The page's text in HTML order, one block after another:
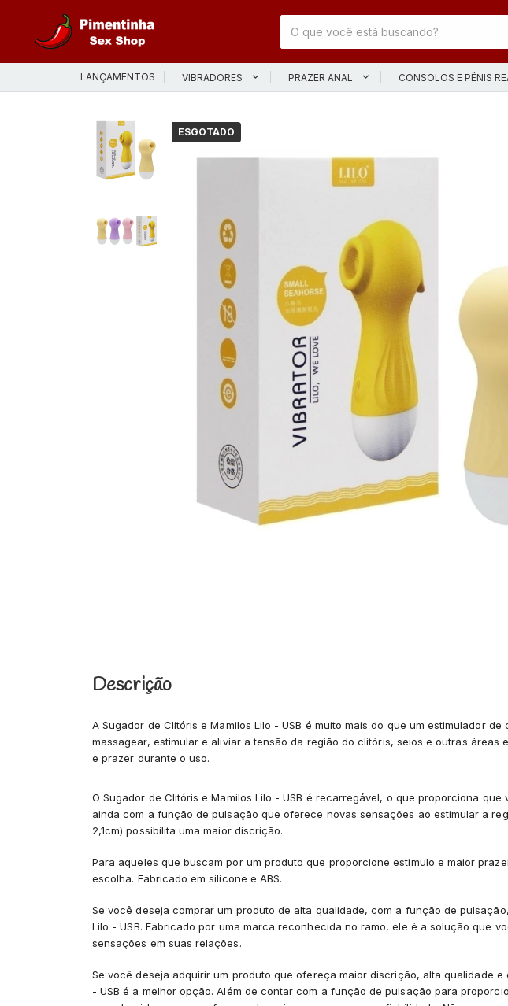
LANÇAMENTOS VIBRADORES PRAZER ANAL CONSOLOS E PÊNIS
ESGOTADO
Descrição
A Sugador de Clitóris e Mamilos Lilo - USB é muito mais do que um estimulador
massagear, estimular e aliviar a tensão da região do clitóris, seios e outras áreas
e prazer durante o uso.
O Sugador de Clitóris e Mamilos Lilo - USB é recarregável, o que proporciona
ainda com a função de pulsação que oferece novas sensações ao estimular a
2,1cm) possibilita uma maior discrição.
Para aqueles que buscam por um produto que proporcione estimulo e maior
escolha. Fabricado em silicone e ABS.
Se você deseja comprar um produto de alta qualidade, com a função de
Lilo - USB. Fabricado por uma marca reconhecida no ramo, ele é a solução que
sensações em suas relações.
Se você deseja adquirir um produto que ofereça maior discrição, alta qualidade
- USB é a melhor opção. Além de contar com a função de pulsação para